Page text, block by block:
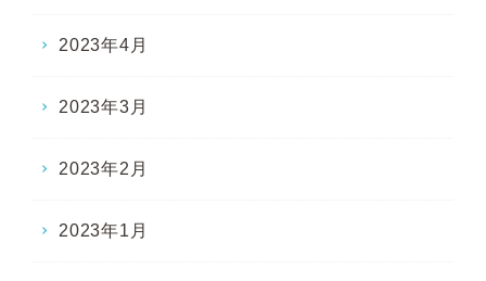
2023年4月
2023年3月
2023年2月
2023年1月